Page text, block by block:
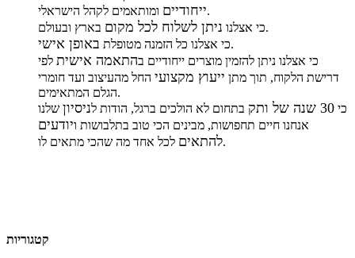
ייחודייםומותאמים לקהל הישראלי.
כי אצלנו ניתן לשלוח לכל מקום
בארץ ובעולם.
כי אצלנו כל הזמנה מטופלת באופן אישי
.
כי אצלנו ניתן להזמין מוצרים ייחודיים בהתאמה אישית לפי
דרישת הלקוח, תוך מתן ייעוץ מקצועי החל מהעיצוב ועד חומרי
הגלם המתאימים.
כי 30 שנה של ותק בתחום לא הולכים ברגל, הודות לניסיון שלנו
אנחנו חיים תחפושות, מבינים הכי טוב בתלבושות ויודעים
להתאיםלכל אחד מה שהכי מתאים לו.
קטגוריות